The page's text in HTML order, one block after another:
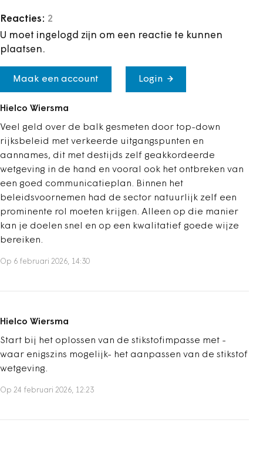
Reacties: 2
U moet ingelogd zijn om een reactie te kunnen
plaatsen.
Maak een account Login
Hielco Wiersma
Veel geld over de balk gesmeten door top-down
rijksbeleid met verkeerde uitgangspunten en
aannames, dit met destijds zelf geakkordeerde
wetgeving in de hand en vooral ook het ontbreken van
een goed communicatieplan. Binnen het
beleidsvoornemen had de sector natuurlijk zelf een
prominente rol moeten krijgen. Alleen op die manier
kan je doelen snel en op een kwalitatief goede wijze
bereiken.
Op 6 februari 2026, 14:30
Hielco Wiersma
Start bij het oplossen van de stikstofimpasse met -
waar enigszins mogelijk- het aanpassen van de stikstof
wetgeving.
Op 24 februari 2026, 12:23